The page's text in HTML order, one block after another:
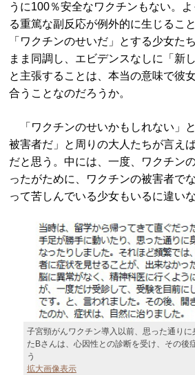
うに100％安全なワクチンもない。
る重篤な副反応が例外的に生じるこ
「ワクチンのせいだ」とする少女た
まま同調し、エビデンスなしに「新
と主張することは、本当の意味で彼
合うことなのだろうか。
「ワクチンのせいかもしれない」
被害者だ」と周りの大人たちが言え
だと思う。中には、一度、ワクチン
ったがために、ワクチンの被害者で
って苦しんでいる少女もいるに違いな
子宮頸がんワクチン導入以前、思った通り
たBさんは、心因性との診断を受け、その後
う
拡大画像表示